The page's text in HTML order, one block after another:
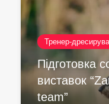
Тренер-
Підготовка
виставок
team”